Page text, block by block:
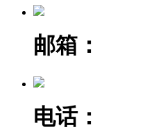
邮箱：
电话：